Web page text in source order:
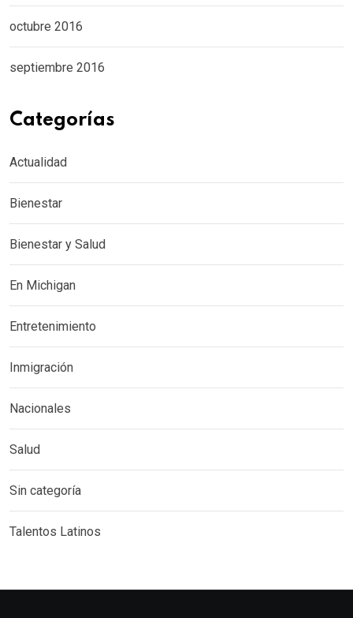
octubre 2016
septiembre 2016
Categorías
Actualidad
Bienestar
Bienestar y Salud
En Michigan
Entretenimiento
Inmigración
Nacionales
Salud
Sin categoría
Talentos Latinos